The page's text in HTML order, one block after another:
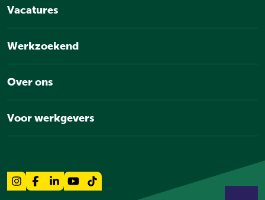
Vacatures
Werkzoekend
Over ons
Voor werkgevers